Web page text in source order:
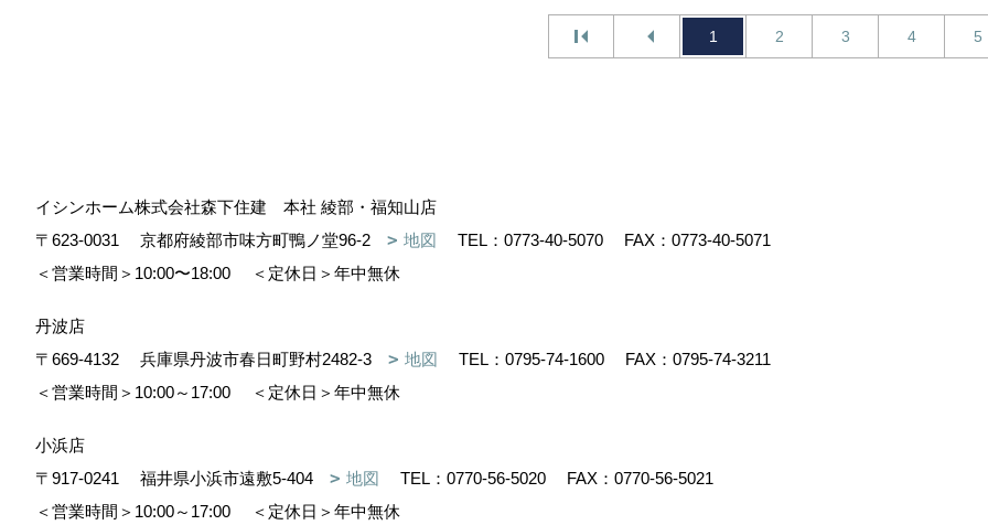
1 2 3 4 5
イシンホーム株式会社森下住建 本社 綾部・福知山店
〒623-0031
京都府綾部市味方町鴨ノ堂96-2 地図 TEL： 0773-40-5070
FAX：0773-40-5071
＜営業時間＞10:00〜18:00
＜定休日＞年中無休
丹波店
〒669-4132
兵庫県丹波市春日町野村2482-3 地図 TEL： 0795-74-1600
FAX：0795-74-3211
＜営業時間＞10:00～17:00
＜定休日＞年中無休
小浜店
〒917-0241
福井県小浜市遠敷5-404 地図 TEL： 0770-56-5020
FAX：0770-56-5021
＜営業時間＞10:00～17:00
＜定休日＞年中無休